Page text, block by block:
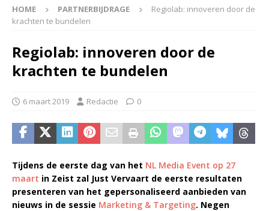
HOME PARTNERBIJDRAGE
Regiolab: innoveren door de
krachten te bundelen
Regiolab: innoveren door de
krachten te bundelen
6 maart 2019 Redactie 0
Tijdens de eerste dag van het NL Media Event op 27
maart in Zeist zal Just Vervaart de eerste resultaten
presenteren van het gepersonaliseerd aanbieden van
nieuws in de sessie Marketing & Targeting. Negen